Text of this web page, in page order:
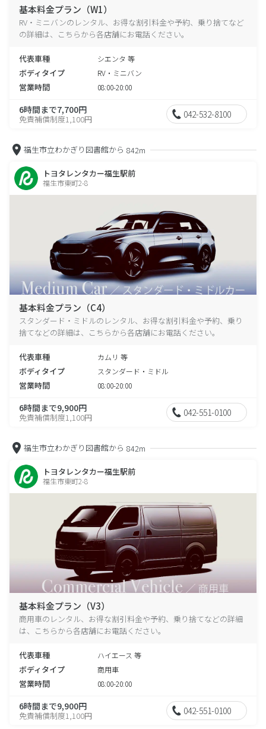
基本料金プラン（W1）
RV・ミニバンのレンタル、お得な割引料金や予約、乗り捨てなど
の詳細は、こちらから各店舗にお電話ください。
代表車種 シエンタ 等
ボディタイプ RV・ミニバン
営業時間 08:00-20:00
6時間まで7,700円
免責補償制度1,100円 042-532-8100
福生市立わかぎり図書館から 842m
トヨタレンタカー福生駅前
福生市東町2-8
基本料金プラン（C4）
スタンダード・ミドルのレンタル、お得な割引料金や予約、乗り
捨てなどの詳細は、こちらから各店舗にお電話ください。
代表車種 カムリ 等
ボディタイプ スタンダード・ミドル
営業時間 08:00-20:00
6時間まで9,900円
免責補償制度1,100円 042-551-0100
福生市立わかぎり図書館から 842m
トヨタレンタカー福生駅前
福生市東町2-8
基本料金プラン（V3）
商用車のレンタル、お得な割引料金や予約、乗り捨てなどの詳細
は、こちらから各店舗にお電話ください。
代表車種 ハイエース 等
ボディタイプ 商用車
営業時間 08:00-20:00
6時間まで9,900円
免責補償制度1,100円 042-551-0100